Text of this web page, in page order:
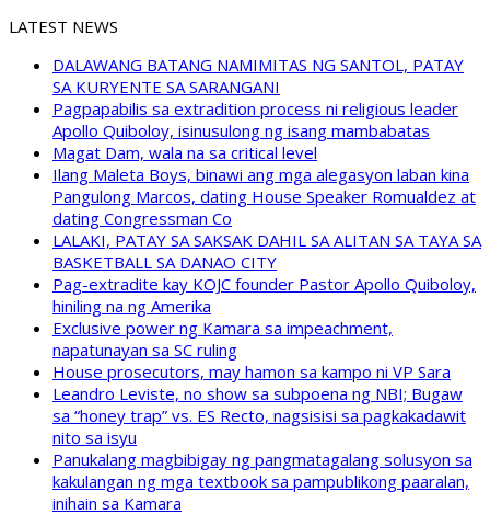
LATEST NEWS
DALAWANG BATANG NAMIMITAS NG SANTOL, PATAY
SA KURYENTE SA SARANGANI
Pagpapabilis sa extradition process ni religious leader
Apollo Quiboloy, isinusulong ng isang mambabatas
Magat Dam, wala na sa critical level
Ilang Maleta Boys, binawi ang mga alegasyon laban kina
Pangulong Marcos, dating House Speaker Romualdez at
dating Congressman Co
LALAKI, PATAY SA SAKSAK DAHIL SA ALITAN SA TAYA SA
BASKETBALL SA DANAO CITY
Pag-extradite kay KOJC founder Pastor Apollo Quiboloy,
hiniling na ng Amerika
Exclusive power ng Kamara sa impeachment,
napatunayan sa SC ruling
House prosecutors, may hamon sa kampo ni VP Sara
Leandro Leviste, no show sa subpoena ng NBI; Bugaw
sa “honey trap” vs. ES Recto, nagsisisi sa pagkakadawit
nito sa isyu
Panukalang magbibigay ng pangmatagalang solusyon sa
kakulangan ng mga textbook sa pampublikong paaralan,
inihain sa Kamara